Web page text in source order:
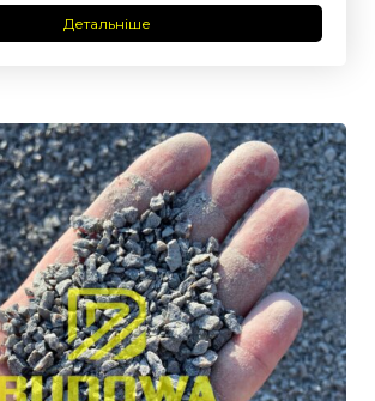
Детальніше